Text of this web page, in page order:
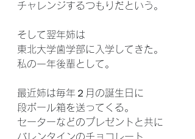
チャレンジするつもりだという。
そして翌年姉は
東北大学歯学部に入学してきた。
私の一年後輩として。
最近姉は毎年２月の誕生日に
段ボール箱を送ってくる。
セーターなどのプレゼントと共に
バレンタインのチョコレート